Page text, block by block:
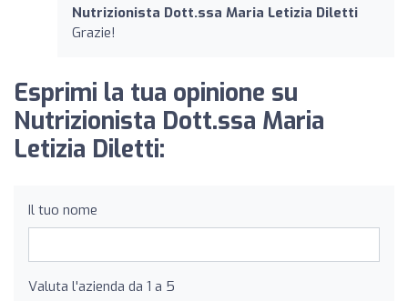
Nutrizionista Dott.ssa Maria Letizia Diletti
Grazie!
Esprimi la tua opinione su
Nutrizionista Dott.ssa Maria
Letizia Diletti:
Il tuo nome
Valuta l'azienda da 1 a 5